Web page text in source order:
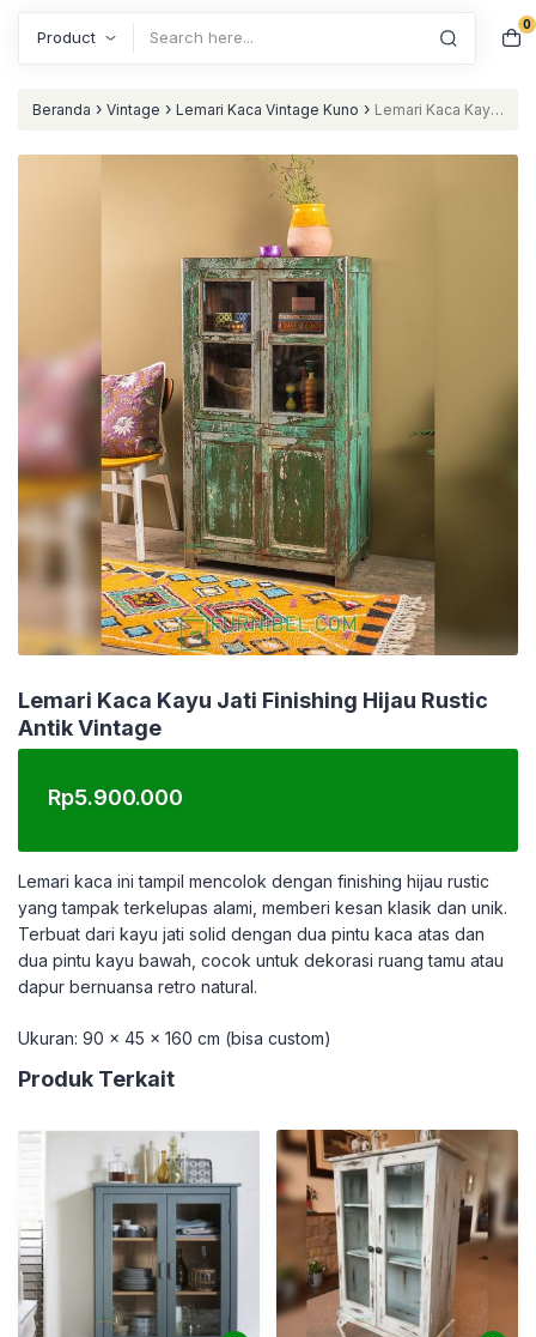
0
Beranda › Vintage › Lemari Kaca Vintage Kuno › Lemari Kaca Kayu
Lemari Kaca Kayu Jati Finishing Hijau Rustic
Antik Vintage
Rp5.900.000
Lemari kaca ini tampil mencolok dengan finishing hijau rustic
yang tampak terkelupas alami, memberi kesan klasik dan unik.
Terbuat dari kayu jati solid dengan dua pintu kaca atas dan
dua pintu kayu bawah, cocok untuk dekorasi ruang tamu atau
dapur bernuansa retro natural.
Ukuran: 90 x 45 x 160 cm (bisa custom)
Produk Terkait